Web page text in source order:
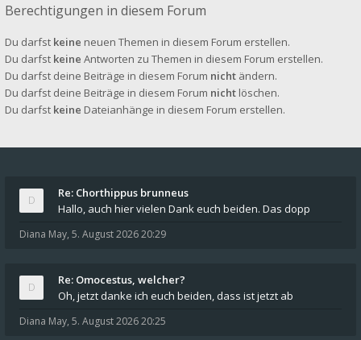
Berechtigungen in diesem Forum
Du darfst keine neuen Themen in diesem Forum erstellen.
Du darfst keine Antworten zu Themen in diesem Forum erstellen.
Du darfst deine Beiträge in diesem Forum nicht ändern.
Du darfst deine Beiträge in diesem Forum nicht löschen.
Du darfst keine Dateianhänge in diesem Forum erstellen.
Re: Chorthippus brunneus
Hallo, auch hier vielen Dank euch beiden. Das dopp
Diana May, 5. August 2026 20:29
Re: Omocestus, welcher?
Oh, jetzt danke ich euch beiden, dass ist jetzt ab
Diana May, 5. August 2026 20:25